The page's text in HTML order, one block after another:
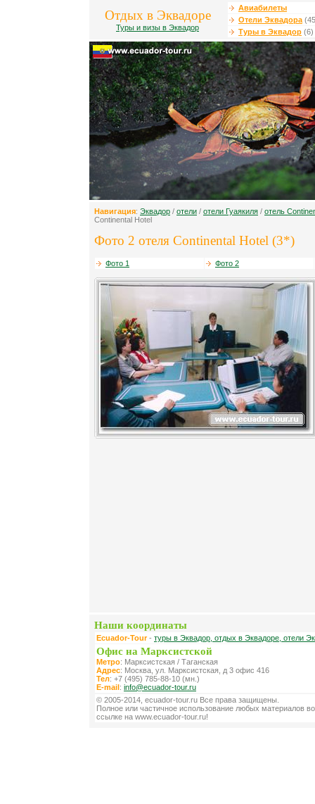
Отдых в Эквадоре
Туры и визы в Эквадор
Авиабилеты
Отели Эквадора
Туры в Эквадор (6)
Навигация: Эквадор / отели / отели Гуаякиля / отель
Continental Hotel
Фото 2 отеля Continental Hotel (3*)
Фото 1 Фото 2
Наши координаты
Ecuador-Tour- туры в Эквадор, отдых в Эквадоре, отели
Офис на Марксистской
Метро: Марксистская / Таганская
Адрес: Москва, ул. Марксистская, д 3 офис 416
Тел: +7 (495) 785-88-10 (мн.)
E-mail: info@ecuador-tour.ru
© 2005-2014, ecuador-tour.ru Все права защищены.
Полное или частичное использование любых материалов
ссылке на www.ecuador-tour.ru!